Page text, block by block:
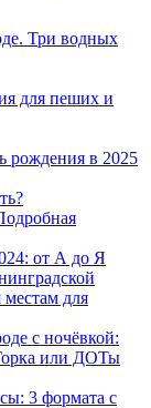
Три водных
для пеших и
рождения в 2025
от А до Я
для
с ночёвкой:
или ДОТы
3 формата с